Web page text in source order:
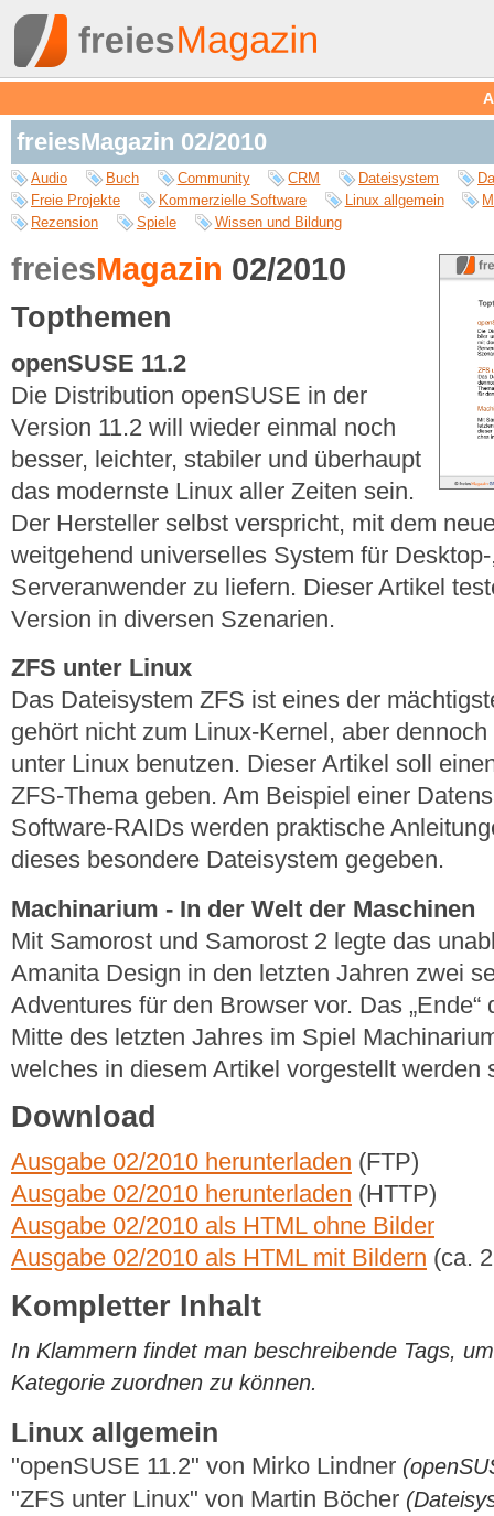
freiesMagazin 02/2010
Audio Buch Community CRM Dateisystem
Freie Projekte
Kommerzielle Software Linux allgemein
Rezension
Spiele Wissen und Bildung
freiesMagazin 02/2010
Topthemen
openSUSE 11.2
Die Distribution openSUSE in der
Version 11.2 will wieder einmal noch
besser, leichter, stabiler und überhaupt
das modernste Linux aller Zeiten sein.
Der Hersteller selbst verspricht, mit dem
weitgehend universelles System für
Serveranwender zu liefern. Dieser Artikel
Version in diversen Szenarien.
ZFS unter Linux
Das Dateisystem ZFS ist eines der
gehört nicht zum Linux-Kernel, aber
unter Linux benutzen. Dieser Artikel soll
ZFS-Thema geben. Am Beispiel einer
Software-RAIDs werden praktische
dieses besondere Dateisystem gegeben.
Machinarium - In der Welt der Maschinen
Mit Samorost und Samorost 2 legte das
Amanita Design in den letzten Jahren zwei
Adventures für den Browser vor. Das
Mitte des letzten Jahres im Spiel
welches in diesem Artikel vorgestellt werden
Download
Ausgabe 02/2010 herunterladen (FTP)
Ausgabe 02/2010 herunterladen (HTTP)
Ausgabe 02/2010 als HTML ohne Bilder
Ausgabe 02/2010 als HTML mit Bildern (ca.
Kompletter Inhalt
In Klammern findet man beschreibende Tags,
Kategorie zuordnen zu können.
Linux allgemein
"openSUSE 11.2" von Mirko Lindner
"ZFS unter Linux" von Martin Böcher